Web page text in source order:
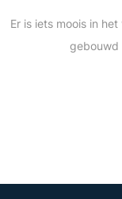
Er is iets moois in
gebouwd